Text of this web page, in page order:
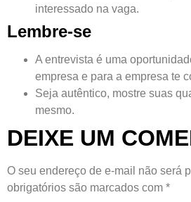
interessado na vaga.
Lembre-se
A entrevista é uma
empresa e para a empresa te
Seja autêntico, mostre suas
mesmo.
DEIXE UM
O seu endereço de e-mail não será
obrigatórios são marcados com *